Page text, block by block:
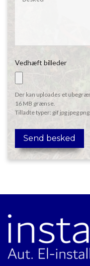
Vedhæft billeder
Der kan uploades et
16 MB grænse.
Tilladte typer: gif jpg jpeg png.